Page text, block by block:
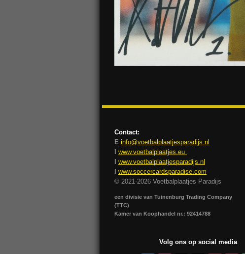
Contact:
E info@voetbalplaatjesparadijs.nl
I www.voetbalplaatjes.eu
I www.voetbalplaatjesparadijs.nl
I www.soccercardsparadise.com
© 2021-2026 Voetbalplaatjes Paradijs
een divisie van Tuinenburg Trading Company
(TTC)
Kamer van Koophandel nr.: 92414788
Volg ons op social media